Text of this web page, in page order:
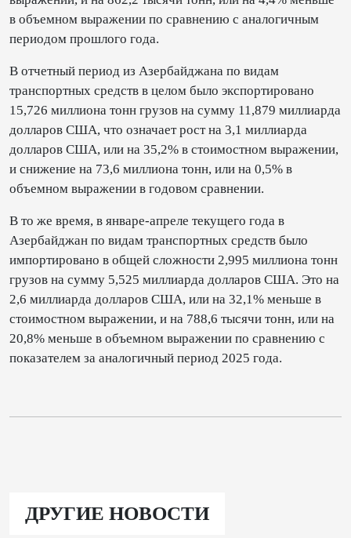
в объемном выражении по сравнению с аналогичным
периодом прошлого года.
В отчетный период из Азербайджана по видам
транспортных средств в целом было экспортировано
15,726 миллиона тонн грузов на сумму 11,879 миллиарда
долларов США, что означает рост на 3,1 миллиарда
долларов США, или на 35,2% в стоимостном выражении,
и снижение на 73,6 миллиона тонн, или на 0,5% в
объемном выражении в годовом сравнении.
В то же время, в январе-апреле текущего года в
Азербайджан по видам транспортных средств было
импортировано в общей сложности 2,995 миллиона тонн
грузов на сумму 5,525 миллиарда долларов США. Это на
2,6 миллиарда долларов США, или на 32,1% меньше в
стоимостном выражении, и на 788,6 тысячи тонн, или на
20,8% меньше в объемном выражении по сравнению с
показателем за аналогичный период 2025 года.
ДРУГИЕ НОВОСТИ